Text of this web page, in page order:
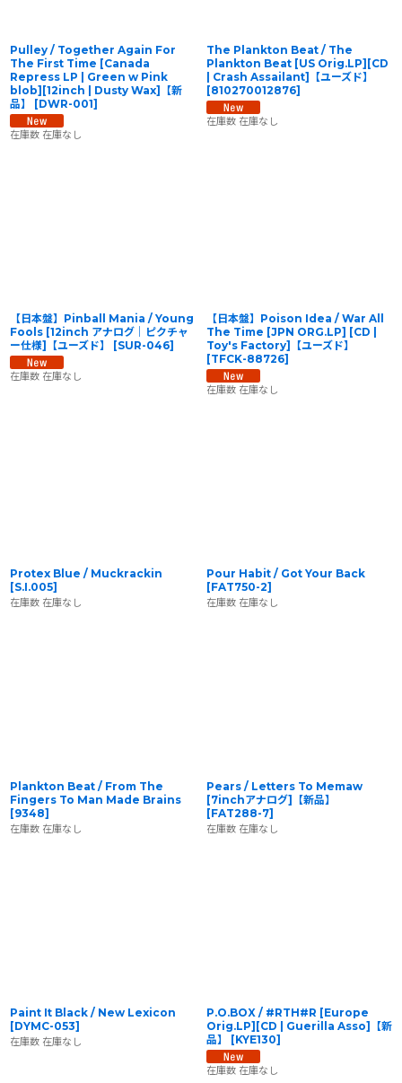
Pulley / Together Again For
The First Time [Canada
Repress LP | Green w Pink
blob][12inch | Dusty Wax]【新
品】
[DWR-001]
在庫数 在庫なし
The Plankton Beat / The
Plankton Beat [US Orig.LP][CD
| Crash Assailant]【ユーズド】
[810270012876]
在庫数 在庫なし
【日本盤】Pinball Mania / Young
Fools [12inch アナログ｜ピクチャ
ー仕様]【ユーズド】
[SUR-046]
在庫数 在庫なし
【日本盤】Poison Idea / War All
The Time [JPN ORG.LP] [CD |
Toy's Factory]【ユーズド】
[TFCK-88726]
在庫数 在庫なし
Protex Blue / Muckrackin
[S.I.005]
在庫数 在庫なし
Pour Habit / Got Your Back
[FAT750-2]
在庫数 在庫なし
Plankton Beat / From The
Fingers To Man Made Brains
[9348]
在庫数 在庫なし
Pears / Letters To Memaw
[7inchアナログ]【新品】
[FAT288-7]
在庫数 在庫なし
Paint It Black / New Lexicon
[DYMC-053]
在庫数 在庫なし
P.O.BOX / #RTH#R [Europe
Orig.LP][CD | Guerilla Asso]【新
品】
[KYE130]
在庫数 在庫なし